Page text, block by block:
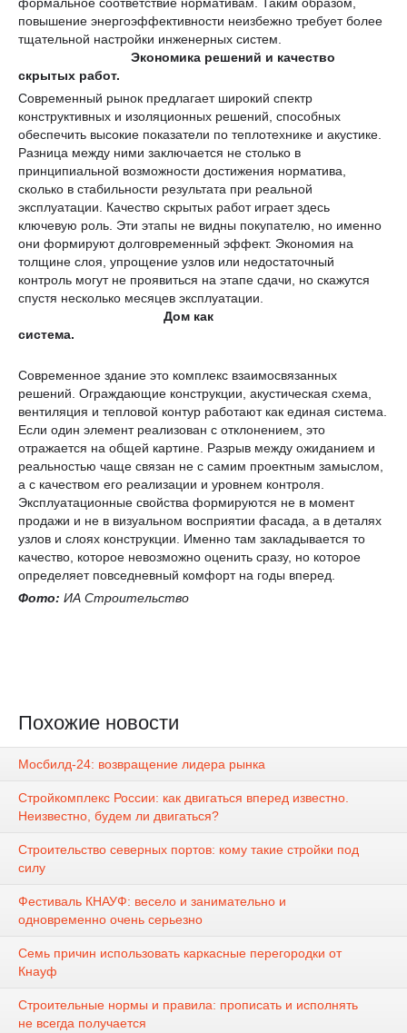
повышение энергоэффективности неизбежно требует более
тщательной настройки инженерных систем.
Экономика решений и качество
скрытых работ.
Современный рынок предлагает широкий спектр
конструктивных и изоляционных решений, способных
обеспечить высокие показатели по теплотехнике и акустике.
Разница между ними заключается не столько в
принципиальной возможности достижения норматива,
сколько в стабильности результата при реальной
эксплуатации. Качество скрытых работ играет здесь
ключевую роль. Эти этапы не видны покупателю, но именно
они формируют долговременный эффект. Экономия на
толщине слоя, упрощение узлов или недостаточный
контроль могут не проявиться на этапе сдачи, но скажутся
спустя несколько месяцев эксплуатации.
Дом как
система.
Современное здание это комплекс взаимосвязанных
решений. Ограждающие конструкции, акустическая схема,
вентиляция и тепловой контур работают как единая система.
Если один элемент реализован с отклонением, это
отражается на общей картине. Разрыв между ожиданием и
реальностью чаще связан не с самим проектным замыслом,
а с качеством его реализации и уровнем контроля.
Эксплуатационные свойства формируются не в момент
продажи и не в визуальном восприятии фасада, а в деталях
узлов и слоях конструкции. Именно там закладывается то
качество, которое невозможно оценить сразу, но которое
определяет повседневный комфорт на годы вперед.
Фото: ИА Строительство
Похожие новости
Мосбилд-24: возвращение лидера рынка
Стройкомплекс России: как двигаться вперед известно.
Неизвестно, будем ли двигаться?
Строительство северных портов: кому такие стройки под
силу
Фестиваль КНАУФ: весело и занимательно и
одновременно очень серьезно
Семь причин использовать каркасные перегородки от
Кнауф
Строительные нормы и правила: прописать и исполнять
не всегда получается